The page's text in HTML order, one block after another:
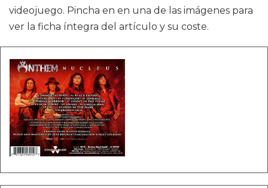
videojuego. Pincha en en una de las imágenes para
ver la ficha íntegra del artículo y su coste.